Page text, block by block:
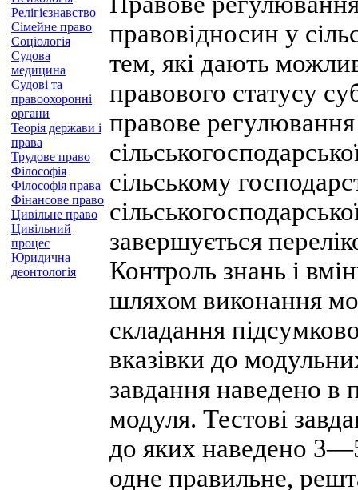
Релігієзнавство
Сімейне право
Соціологія
Судова
медицина
Судові та
правоохоронні
органи
Теорія держави і
права
Трудове право
Філософія
Філософія права
Фінансове право
Цивільне право
Цивільний
процес
Юридична
деонтологія
правовідносин у
тем, які дають
правового статусу
правове
сільському
завершується
Контроль знань і
шляхом виконання
складання
вказівки до
завдання наведено в
модуля. Тестові
до яких наведено
одне правильне,